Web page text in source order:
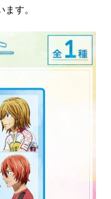
す。